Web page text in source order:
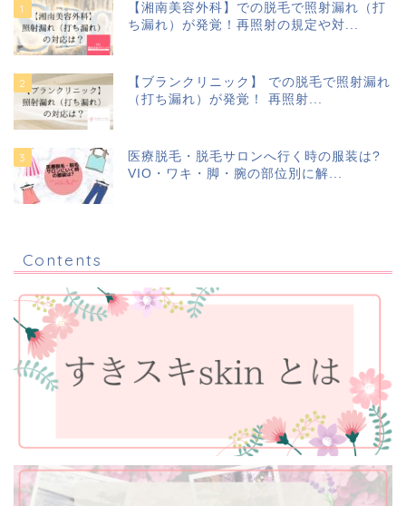
【湘南美容外科】での脱毛で照射漏れ（打
ち漏れ）が発覚！再照射の規定や対...
【ブランクリニック】 での脱毛で照射漏れ
（打ち漏れ）が発覚！ 再照射...
医療脱毛・脱毛サロンへ行く時の服装は?
VIO・ワキ・脚・腕の部位別に解...
Contents